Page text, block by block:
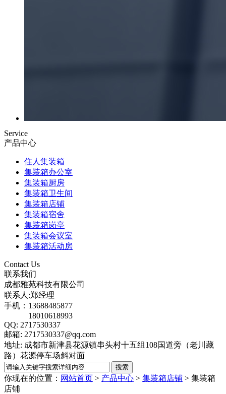
Service
产品中心
住人集装箱
集装箱办公室
集装箱厨房
集装箱卫生间
集装箱店铺
集装箱宿舍
集装箱岗亭
集装箱会议室
集装箱活动房
Contact Us
联系我们
成都雅苑科技有限公司
联系人:郑经理
手机：13688485877
18010618993
QQ: 2717530337
邮箱: 2717530337@qq.com
地址: 成都市新津县花源镇串头村十五组108国道旁（老川藏
路）花源停车场斜对面
你现在的位置： 网站首页 > 产品中心 > 集装箱店铺 > 集装箱
店铺